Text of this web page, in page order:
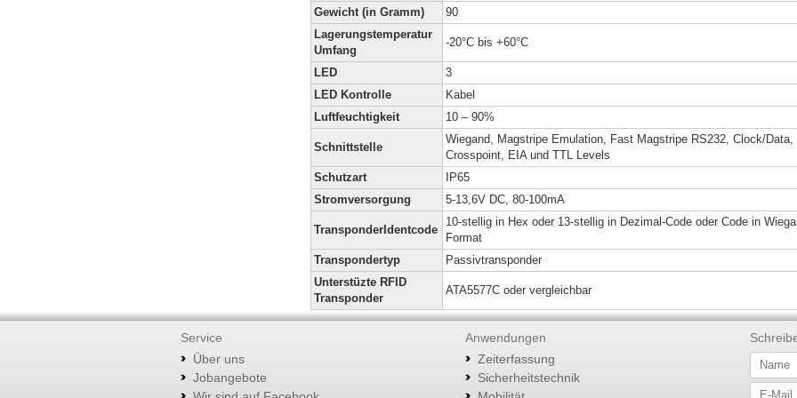
Gewicht (in Gramm)
90
Lagerungstemperatur
Umfang
-20°C bis +60°C
LED
3
LED Kontrolle
Kabel
Luftfeuchtigkeit
10 – 90%
Schnittstelle
Wiegand, Magstripe Emulation, Fast Magstripe RS232, Clock/Data,
Crosspoint, EIA und TTL Levels
Schutzart
IP65
Stromversorgung
5-13,6V DC, 80-100mA
TransponderIdentcode
10-stellig in Hex oder 13-stellig in Dezimal-Code oder Code in
Format
Transpondertyp
Passivtransponder
Unterstüzte RFID
Transponder
ATA5577C oder vergleichbar
Service
Über uns
Jobangebote
Anwendungen
Zeiterfassung
Sicherheitstechnik
m